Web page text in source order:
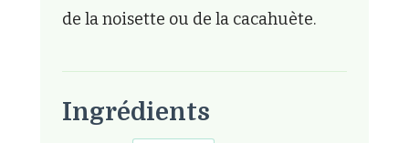
de la noisette ou de la cacahuète.
Ingrédients